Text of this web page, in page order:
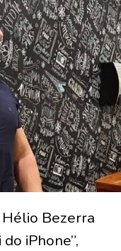
Bezerra
iPhone”,